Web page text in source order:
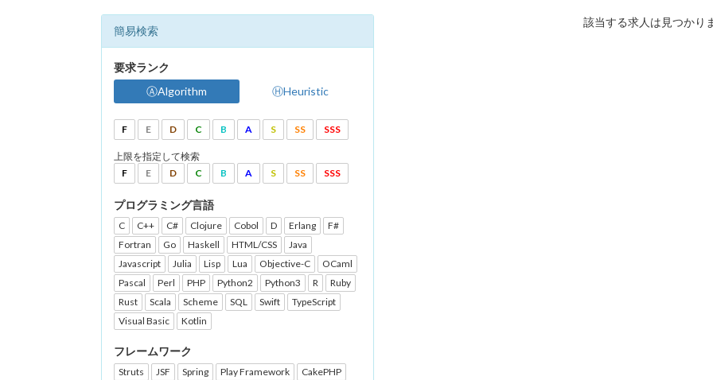
簡易検索
要求ランク
ⒶAlgorithm
ⒽHeuristic
F E D C B A S SS SSS
上限を指定して検索
F
E D C B A S SS SSS
プログラミング言語
C C++ C# Clojure Cobol D Erlang
F#
Fortran
Go Haskell HTML/CSS
Java
Javascript
Julia Lisp Lua Objective-C
OCaml
Pascal
Perl PHP Python2 Python3 R
Ruby
Rust
Scala Scheme SQL Swift
TypeScript
Visual Basic
Kotlin
フレームワーク
Struts JSF Spring Play Framework
CakePHP
該当する求人は見つかり